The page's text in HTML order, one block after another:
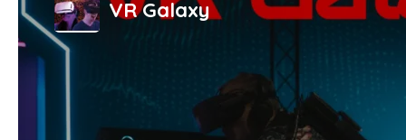
VR Galaxy